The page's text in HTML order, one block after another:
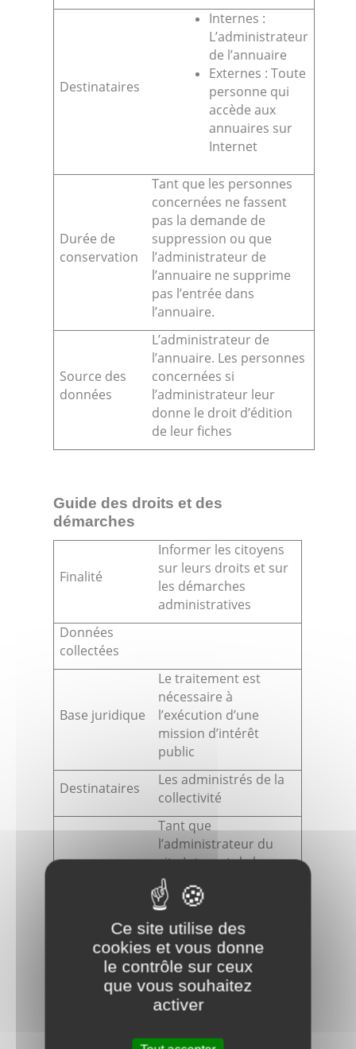
Destinataires
Internes :
L’administrateur
de l’annuaire
Externes : Toute
personne qui
accède aux
annuaires sur
Internet
Durée de
conservation
Tant que les personnes
concernées ne fassent
pas la demande de
suppression ou que
l’administrateur de
l’annuaire ne supprime
pas l’entrée dans
l’annuaire.
Source des
données
L’administrateur de
l’annuaire. Les personnes
concernées si
l’administrateur leur
donne le droit d’édition
de leur fiches
Guide des droits et des
démarches
Finalité
Informer les citoyens
sur leurs droits et sur
les démarches
administratives
Données
collectées
Base juridique
Le traitement est
nécessaire à
l’exécution d’une
mission d’intérêt
public
Destinataires
Les administrés de la
collectivité
Tant que
l’administrateur du
site Internet de la
collectivité ne les
supprime pas de par
demande d’une
personne concernée.
Source des
La collectivité qui
choisit d’éditer et
de la Dila
Ce site utilise des
cookies et vous donne
le contrôle sur ceux
que vous souhaitez
activer